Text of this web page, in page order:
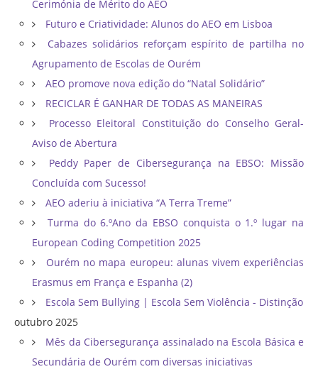
Cerimónia de Mérito do AEO
Futuro e Criatividade: Alunos do AEO em Lisboa
Cabazes solidários reforçam espírito de partilha no
Agrupamento de Escolas de Ourém
AEO promove nova edição do “Natal Solidário”
RECICLAR É GANHAR DE TODAS AS MANEIRAS
Processo Eleitoral Constituição do Conselho Geral-
Aviso de Abertura
Peddy Paper de Cibersegurança na EBSO: Missão
Concluída com Sucesso!
AEO aderiu à iniciativa “A Terra Treme”
Turma do 6.ºAno da EBSO conquista o 1.º lugar na
European Coding Competition 2025
Ourém no mapa europeu: alunas vivem experiências
Erasmus em França e Espanha (2)
Escola Sem Bullying | Escola Sem Violência - Distinção
outubro 2025
Mês da Cibersegurança assinalado na Escola Básica e
Secundária de Ourém com diversas iniciativas